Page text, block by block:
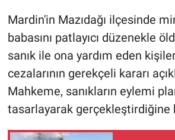
Mardin'in Mazıdağı ilçesinde
babasını patlayıcı düzenekle
sanık ile ona yardım eden
cezalarının gerekçeli kararı
Mahkeme, sanıkların eylemi
tasarlayarak gerçekleştirdiğine